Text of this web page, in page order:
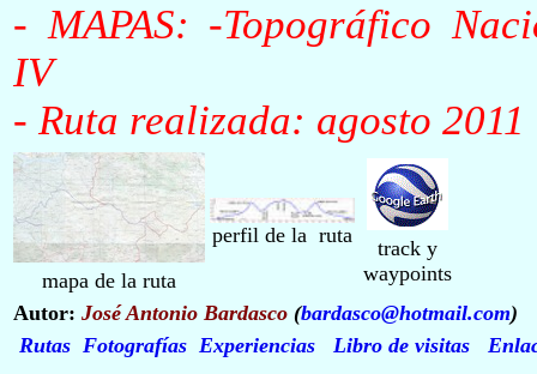
- MAPAS: -Topográfico
IV
- Ruta realizada: agosto 2011
mapa de la ruta
perfil de la ruta
track y
waypoints
Autor: José Antonio Bardasco (bardasco@hotmail.com)
Rutas Fotografías Experiencias Libro de visitas